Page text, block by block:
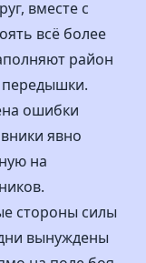
вместе с
всё более
район
ошибки
явно
на
стороны силы
вынуждены